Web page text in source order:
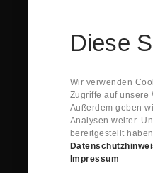
Diese
Wir verwenden
Zugriffe auf unsere
Außerdem geben
Analysen weiter.
bereitgestellt
Impressum